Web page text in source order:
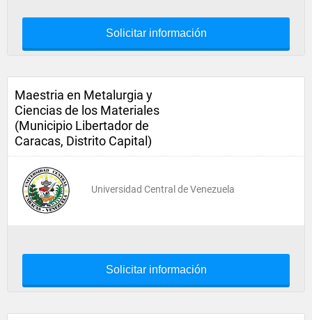
Solicitar información
Maestria en Metalurgia y
Ciencias de los Materiales
(Municipio Libertador de
Caracas, Distrito Capital)
Universidad Central de Venezuela
Solicitar información